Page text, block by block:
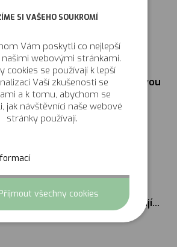
SI VAŠEHO SOUKROMÍ
Vám poskytli co nejlepší
našimi webovými stránkami.
cookies se používají k lepší
Vaší zkušenosti se
a k tomu, abychom se
jak návštěvníci naše webové
stránky používají.
Odmítnut
všechny cookies
FB a Insta
Janečkovou!
společně s Ester Janečkovou
o.p.s.
děkovného řetězu, který na
utvoříme fotkami
popisem, co pro nás znamenají…